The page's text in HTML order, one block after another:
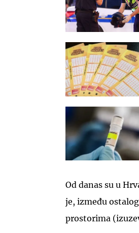
Od danas su u
je, između
prostorima